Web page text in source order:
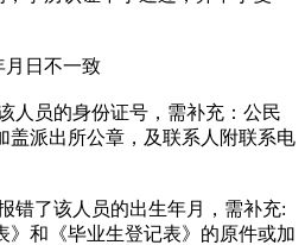
月日不一致
人员的身份证号，需补充：公民
盖派出所公章，及联系人附联系电
错了该人员的出生年月，需补充:
》和《毕业生登记表》的原件或加